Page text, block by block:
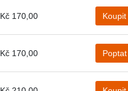
Kč 170,00 Koupit
Kč 170,00 Poptat